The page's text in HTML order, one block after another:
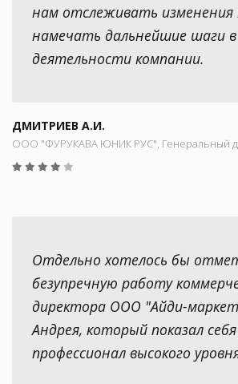
нам отслеживать изменения
намечать дальнейшие шаги в
деятельности компании.
ДМИТРИЕВ А.И.
ООО "ФУРУКАВА ЮНИК РУС", Генеральный
Отдельно хотелось бы
безупречную работу
директора ООО "Айди-
Андрея, который показал себя
профессионал высокого